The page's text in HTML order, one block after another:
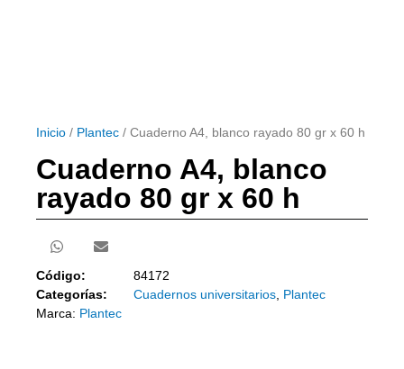
Inicio / Plantec / Cuaderno A4, blanco rayado 80 gr x 60 h
Cuaderno A4, blanco
rayado 80 gr x 60 h
Código:
84172
Categorías:
Cuadernos universitarios Plantec
Marca: Plantec